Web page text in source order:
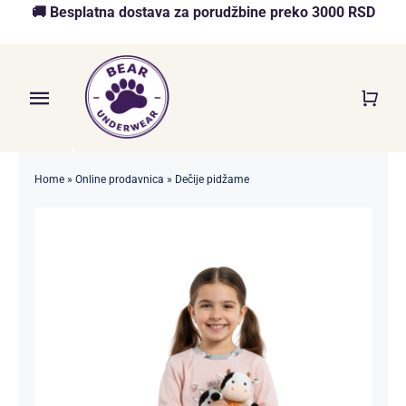
🚚 Besplatna dostava za porudžbine preko 3000 RSD
Toggle
Navigation
Home» Online prodavnica » Dečije pidžame